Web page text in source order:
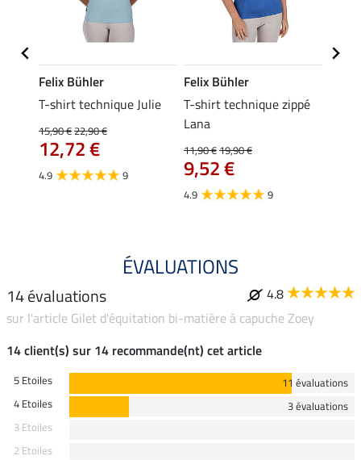
Felix Bühler
T-shirt technique Julie
15,90 €22,90 €
12,72 €
4.9 9
Felix Bühler
T-shirt technique zippé
Lana
11,90 €19,90 €
9,52 €
4.9 9
ÉVALUATIONS
14 évaluations
4.8
sur l'article Gilet d'équitation bi-matière à capuche Zoey
14 client(s) sur 14 recommande(nt) cet article
5 Etoiles
11 évaluations
4 Etoiles
3 évaluations
3 Etoiles
2 Etoiles